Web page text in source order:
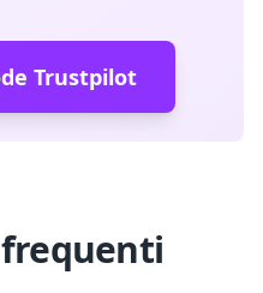
Trustpilot